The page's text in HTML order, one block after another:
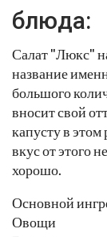
блюда:
Салат "Люкс"
название
большого
вносит свой
капусту в
вкус от этого
хорошо.
Основной
Овощи